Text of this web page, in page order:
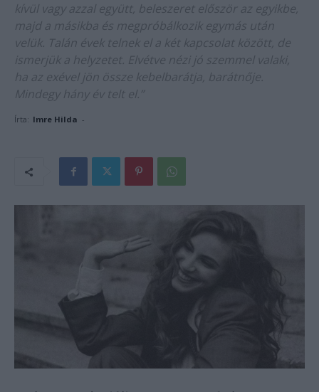
kívül vagy azzal együtt, beleszeret először az egyikbe,
majd a másikba és megpróbálkozik egymás után
velük. Talán évek telnek el a két kapcsolat között, de
ismerjük a helyzetet. Elvétve nézi jó szemmel valaki,
ha az exével jön össze kebelbarátja, barátnője.
Mindegy hány év telt el.”
Írta: Imre Hilda -